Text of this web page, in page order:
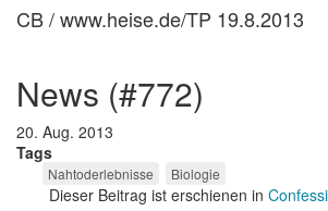
CB / www.heise.de/TP 19.8.2013
news (#772)
20. Aug. 2013
Tags
Nahtoderlebnisse Biologie
Dieser Beitrag ist erschienen in